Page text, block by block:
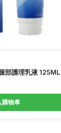
部護理乳液 125ML
購物車